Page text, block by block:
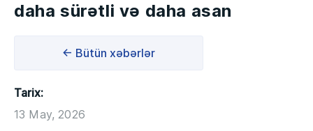
daha sürətli və daha asan
← Bütün xəbərlər
Tarix:
13 May, 2026